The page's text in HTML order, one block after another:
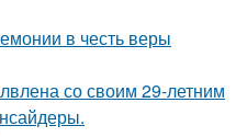
в честь веры
со своим 29-летним